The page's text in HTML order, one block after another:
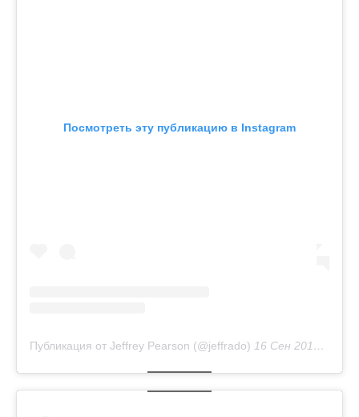
Посмотреть эту публикацию в Instagram
Публикация от Jeffrey Pearson (@jeffrado) 16 Сен 2018 в 1:38 PDT